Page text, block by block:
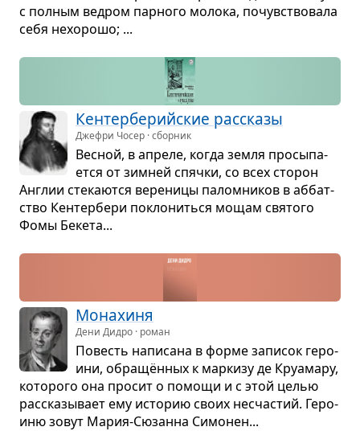
с пол­ным вед­ром пар­ного молока, почув­ство­вала
себя нехо­рошо; ...
Кен­тер­бе­рийские рас­сказы
Джефри Чосер · сборник
Вес­ной, в апреле, когда земля про­сы­па­
ется от зим­ней спячки, со всех сто­рон
Англии сте­ка­ются вере­ницы палом­ни­ков в аббат­
ство Кен­тер­бери покло­ниться мощам свя­того
Фомы Бекета...
Мона­хиня
Дени Дидро · роман
Повесть напи­сана в форме запи­сок геро­
ини, обра­щён­ных к мар­кизу де Круа­мару,
кото­рого она про­сит о помощи и с этой целью
рас­ска­зы­вает ему исто­рию своих несча­стий. Геро­
иню зовут Мария-Сюзанна Симо­нен...